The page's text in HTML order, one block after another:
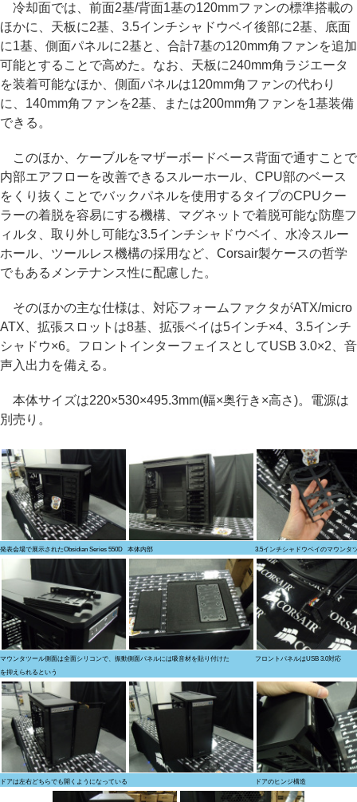
冷却面では、前面2基/背面1基の120mmファンの標準搭載の
ほかに、天板に2基、3.5インチシャドウベイ後部に2基、底面
に1基、側面パネルに2基と、合計7基の120mm角ファンを追加
可能とすることで高めた。なお、天板に240mm角ラジエータ
を装着可能なほか、側面パネルは120mm角ファンの代わり
に、140mm角ファンを2基、または200mm角ファンを1基装備
できる。
このほか、ケーブルをマザーボードベース背面で通すことで
内部エアフローを改善できるスルーホール、CPU部のベース
をくり抜くことでバックパネルを使用するタイプのCPUクー
ラーの着脱を容易にする機構、マグネットで着脱可能な防塵フ
ィルタ、取り外し可能な3.5インチシャドウベイ、水冷スルー
ホール、ツールレス機構の採用など、Corsair製ケースの哲学
でもあるメンテナンス性に配慮した。
そのほかの主な仕様は、対応フォームファクタがATX/micro
ATX、拡張スロットは8基、拡張ベイは5インチ×4、3.5インチ
シャドウ×6。フロントインターフェイスとしてUSB 3.0×2、音
声入出力を備える。
本体サイズは220×530×495.3mm(幅×奥行き×高さ)。電源は
別売り。
発表会場で展示されたObsidian Series 550D 本体内部 3.5インチシャドウベイのマウンタ
マウンタツール側面は全面シリコンで、振動
を抑えられるという
側面パネルには吸音材を貼り付けた フロントパネルはUSB 3.0対応
ドアは左右どちらでも開くようになっている ドアのヒンジ構造